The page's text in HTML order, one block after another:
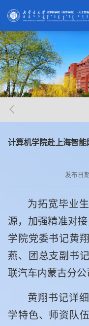
计算机学院赴上海智
发布日
为拓宽毕业
源，加强精准对接
学院党委书记黄
燕、团总支副书
联汽车内蒙古分公
黄翔书记详
学特色、师资队